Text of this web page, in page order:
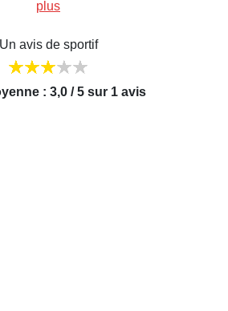
plus
Un avis de sportif
: 3,0 / 5 sur 1 avis